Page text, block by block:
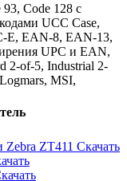
93, Code 128 с
UCC Case,
E, EAN-8, EAN-13,
UPC и EAN,
2-of-5, Industrial 2-
MSI,
Zebra ZT411 Скачать